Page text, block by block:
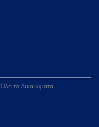
τα Δικαιώματα